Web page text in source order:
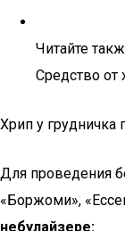
Читайте
Средство от
Хрип у грудничка
Для проведения
«Боржоми»,
небулайзере: